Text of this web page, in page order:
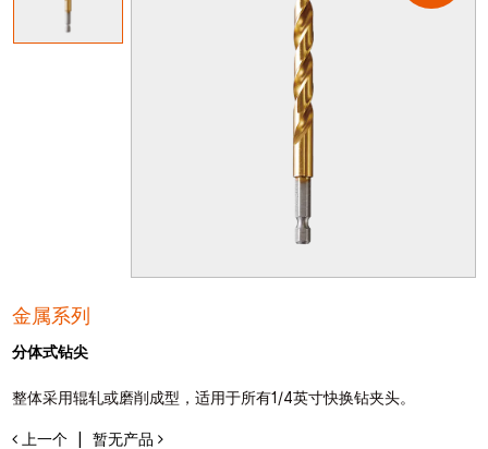
金属系列
分体式钻尖
整体采用辊轧或磨削成型，适用于所有1/4英寸快换钻夹头。
上一个 |暂无产品